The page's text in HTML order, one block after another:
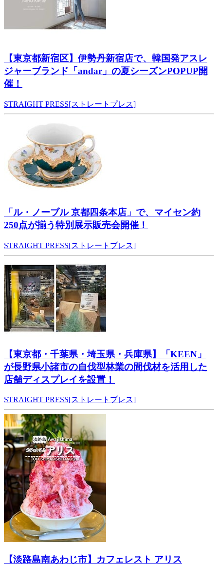
【東京都新宿区】伊勢丹新宿店で、韓国発アスレ
ジャーブランド「andar」の夏シーズンPOPUP開
催！
STRAIGHT PRESS[ストレートプレス]
「ル・ノーブル 京都四条本店」で、マイセン約
250点が揃う特別展示販売会開催！
STRAIGHT PRESS[ストレートプレス]
【東京都・千葉県・埼玉県・兵庫県】「KEEN」
が長野県小諸市の自伐型林業の間伐材を活用した
店舗ディスプレイを設置！
STRAIGHT PRESS[ストレートプレス]
【淡路島南あわじ市】カフェレスト アリス